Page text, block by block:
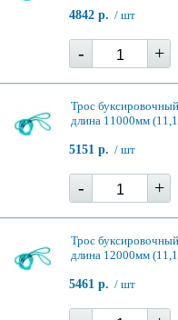
4842 р. / шт
- +
Трос
длина 11000мм
5151 р. / шт
- +
Трос
длина 12000мм
5461 р. / шт